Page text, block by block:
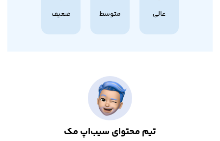
عالی متوسط ضعیف
تیم محتوای سیب‌اپ مک